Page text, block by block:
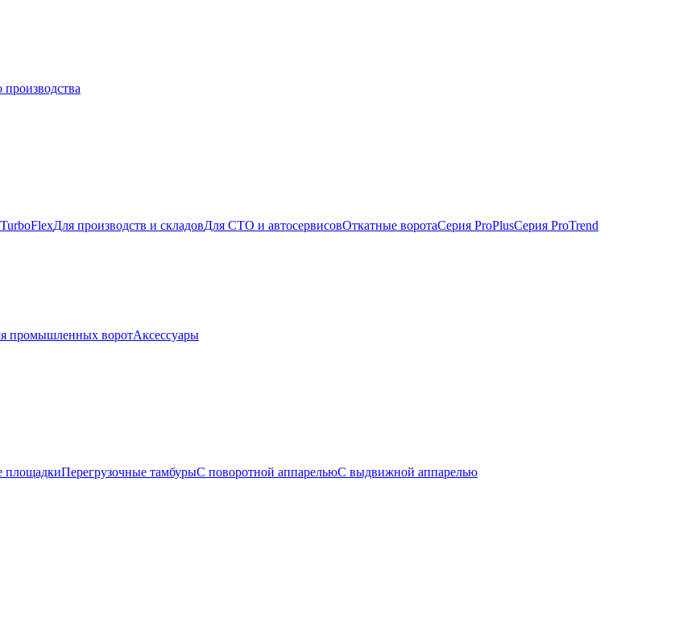
Для производств и складовДля СТО и автосервисовОткатные воротаСерия ProPlusСерия ProTrend
промышленных воротАксессуары
площадкиПерегрузочные тамбурыС поворотной аппарельюС выдвижной аппарелью